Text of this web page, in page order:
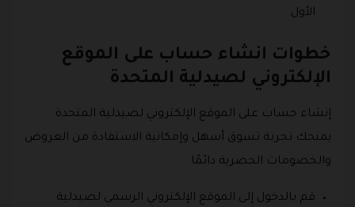
الأول.
خطوات انشاء حساب على الموقع
الإلكتروني لصيدلية المتحدة
إنشاء حساب على الموقع الإلكتروني لصيدلية المتحدة
يمنحك تجربة تسوق أسهل وإمكانية الاستفادة من العروض
والخصومات الحصرية دائمًا.
قم بالدخول إلى الموقع الإلكتروني الرسمي لصيدلية